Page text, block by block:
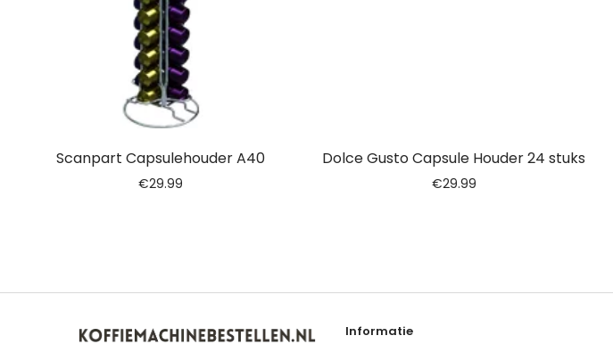
Scanpart Capsulehouder A40
€29.99
Dolce Gusto Capsule Houder 24 stuks
€29.99
Informatie